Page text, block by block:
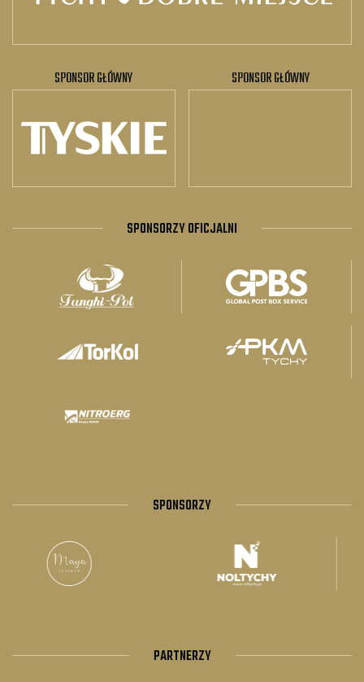
SPONSOR GŁÓWNY SPONSOR GŁÓWNY
SPONSORZY OFICJALNI
SPONSORZY
PARTNERZY